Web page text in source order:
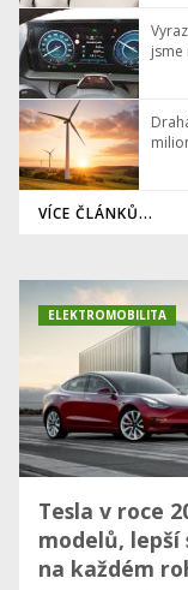
jsme
VÍCE ČLÁNKŮ...
Tesla v roce
modelů, lepší
na každém
ELEKTROMOBILITA